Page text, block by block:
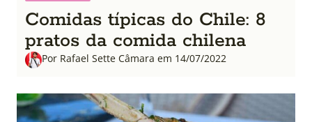
Comidas típicas do Chile: 8
pratos da comida chilena
Por Rafael Sette Câmara em 14/07/2022